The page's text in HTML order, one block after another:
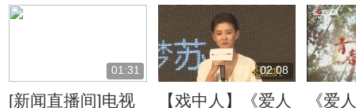
01:31
[新闻直播间]电视
02:08
【戏中人】《爱人
《爱